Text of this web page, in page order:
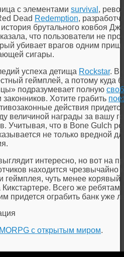
с элементами survival ,
Dead Redemption,
брутального ковбоя
что пользователи не
убивает врагов одним
сигары.
успеха детища Rockstar. В
геймплей, а потому куда
подразумевает полную
законников. Хотите грабить
действия
величиной награды за вашу
Учитывая, что в Bone Gulch
не только вредной
интересно, но вот на
находится чрезвычайно
геймплея, чуть менее корявый
Всего же ребятам
придется ограбить банк уже
с открытым миром.